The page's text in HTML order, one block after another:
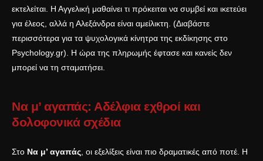
εκτελείται. Η Αγγελική μαθαίνει τι πρόκειται να συμβεί και ικετεύει
για έλεος, αλλά η Αλεξάνδρα είναι αμείλικτη. (Διαβάστε
περισσότερα για τα ψυχολογικά κίνητρα της εκδίκησης στο
Psychology.gr). Η ώρα της πληρωμής έφτασε και κανείς δεν
μπορεί να τη σταματήσει.
Να μ’ αγαπάς: Αδέλφια εχθροί και
δολοφονικά σχέδια
Στο Να μ’ αγαπάς, οι εξελίξεις είναι πιο δραματικές από ποτέ. Η